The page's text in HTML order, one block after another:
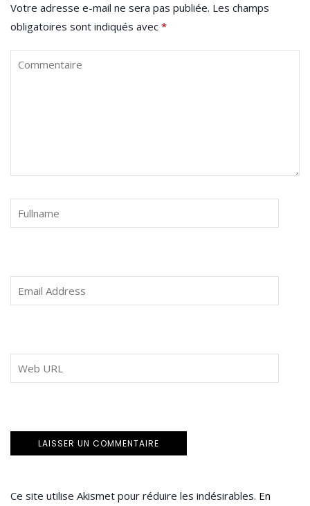
Votre adresse e-mail ne sera pas publiée. Les champs
obligatoires sont indiqués avec *
Ce site utilise Akismet pour réduire les indésirables. En